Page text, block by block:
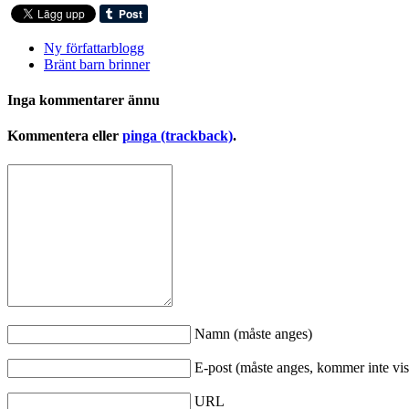
Ny författarblogg
Bränt barn brinner
Inga kommentarer ännu
Kommentera eller pinga (trackback).
Namn (måste anges)
E-post (måste anges, kommer inte
URL